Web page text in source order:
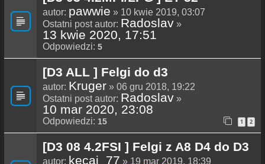
autor: pawwie » 10 kwie 2019, 03:07
Ostatni post autor: Radoslav »
13 kwie 2020, 17:51
Odpowiedzi: 5
[D3 ALL ] Felgi do d3
autor: Kruger » 06 gru 2018, 19:22
Ostatni post autor: Radoslav »
10 mar 2020, 23:08
Odpowiedzi: 15 1 2
[D3 08 4.2FSI ] Felgi z A8 D4 do D3
autor: kecaj_77 » 19 mar 2019, 18:39